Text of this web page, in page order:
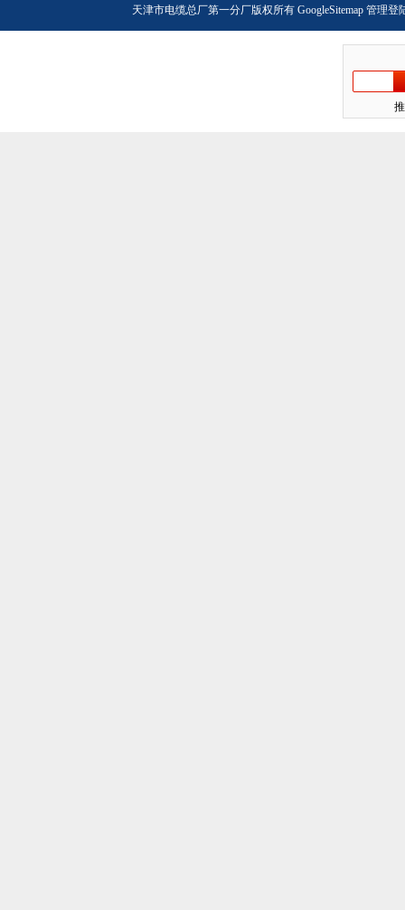
天津市电缆总厂第一分厂版权所有 GoogleSitemap 管理登